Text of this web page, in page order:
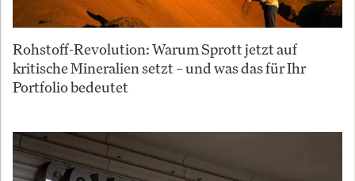
Rohstoff-Revolution: Warum Sprott jetzt auf
kritische Mineralien setzt – und was das für Ihr
Portfolio bedeutet